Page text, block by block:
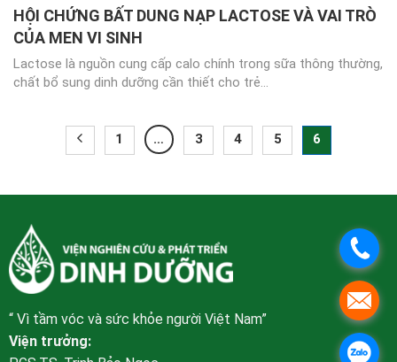
HỘI CHỨNG BẤT DUNG NẠP LACTOSE VÀ VAI TRÒ
CỦA MEN VI SINH
Lactose là nguồn cung cấp calo chính trong sữa thông thường,
chất bổ sung dinh dưỡng cần thiết cho trẻ...
1 … 3 4 5 6
“ Vì tầm vóc và sức khỏe người Việt Nam”
Viện trưởng:
.
.
.